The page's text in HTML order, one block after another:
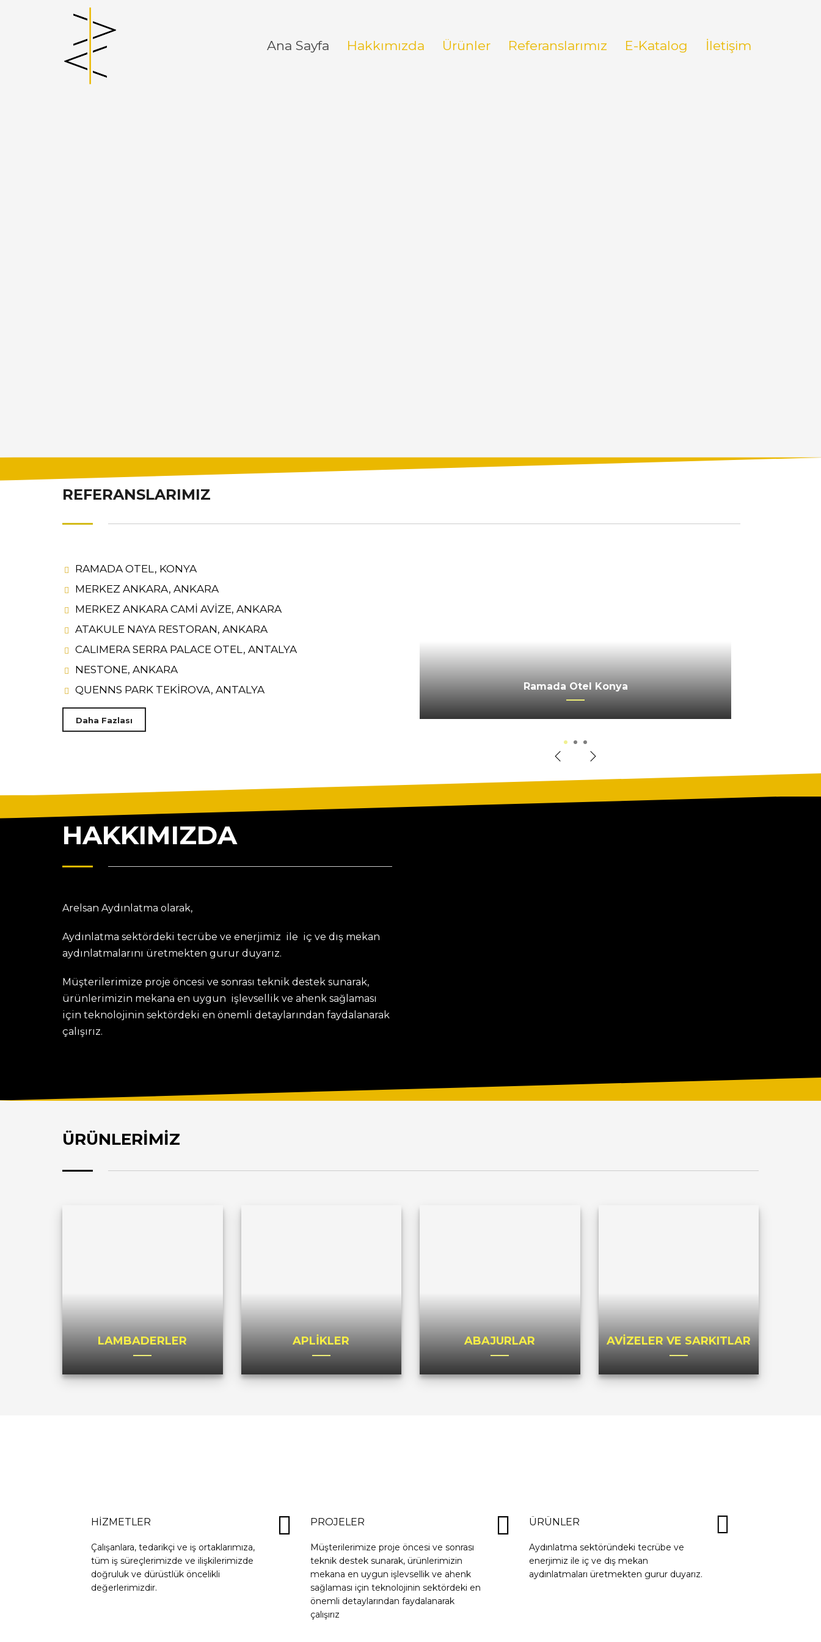
Ana Sayfa Hakkımızda Ürünler Referanslarımız E-Katalog İletişim
REFERANSLARIMIZ
RAMADA OTEL, KONYA
MERKEZ ANKARA, ANKARA
MERKEZ ANKARA CAMİ AVİZE, ANKARA
ATAKULE NAYA RESTORAN, ANKARA
CALIMERA SERRA PALACE OTEL, ANTALYA
NESTONE, ANKARA
QUENNS PARK TEKİROVA, ANTALYA
Daha Fazlası
Ramada Otel Konya
Merkez Ankara
CALIMERA SERRA PALACE OTEL
1 2
HAKKIMIZDA
Arelsan Aydınlatma olarak,
Aydınlatma sektördeki tecrübe ve enerjimiz ile iç ve dış mekan
aydınlatmalarını üretmekten gurur duyarız.
Müşterilerimize proje öncesi ve sonrası teknik destek sunarak,
ürünlerimizin mekana en uygun işlevsellik ve ahenk sağlaması
için teknolojinin sektördeki en önemli detaylarından faydalanarak
çalışırız.
ÜRÜNLERİMİZ
LAMBADERLER APLİKLER ABAJURLAR AVİZELER VE SARKITLAR
HİZMETLER
Çalışanlara, tedarikçi ve iş ortaklarımıza,
tüm iş süreçlerimizde ve ilişkilerimizde
doğruluk ve dürüstlük öncelikli
değerlerimizdir.
PROJELER
Müşterilerimize proje öncesi ve sonrası
teknik destek sunarak, ürünlerimizin
mekana en uygun işlevsellik ve ahenk
sağlaması için teknolojinin sektördeki en
önemli detaylarından faydalanarak
çalışırız
ÜRÜNLER
Aydınlatma sektöründeki tecrübe ve
enerjimiz ile iç ve dış mekan
aydınlatmaları üretmekten gurur duyarız.